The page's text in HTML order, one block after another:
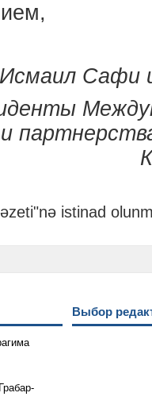
Исмаил Сафи
istinad
Выбор